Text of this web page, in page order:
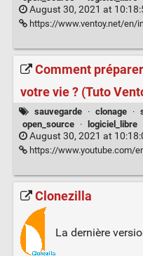
August 30, 2021 at
https://www.ventoy.net/en/
Comment
votre vie ? (Tuto
sauvegarde · clonage ·
open_source
· logiciel_libre
August 30, 2021 at
https://www.youtube.com/
Clonezilla
La dernière